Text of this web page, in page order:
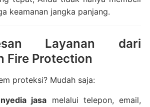
keamanan jangka panjang.
Layanan dari
Fire Protection
proteksi? Mudah saja:
jasa melalui telepon, email,